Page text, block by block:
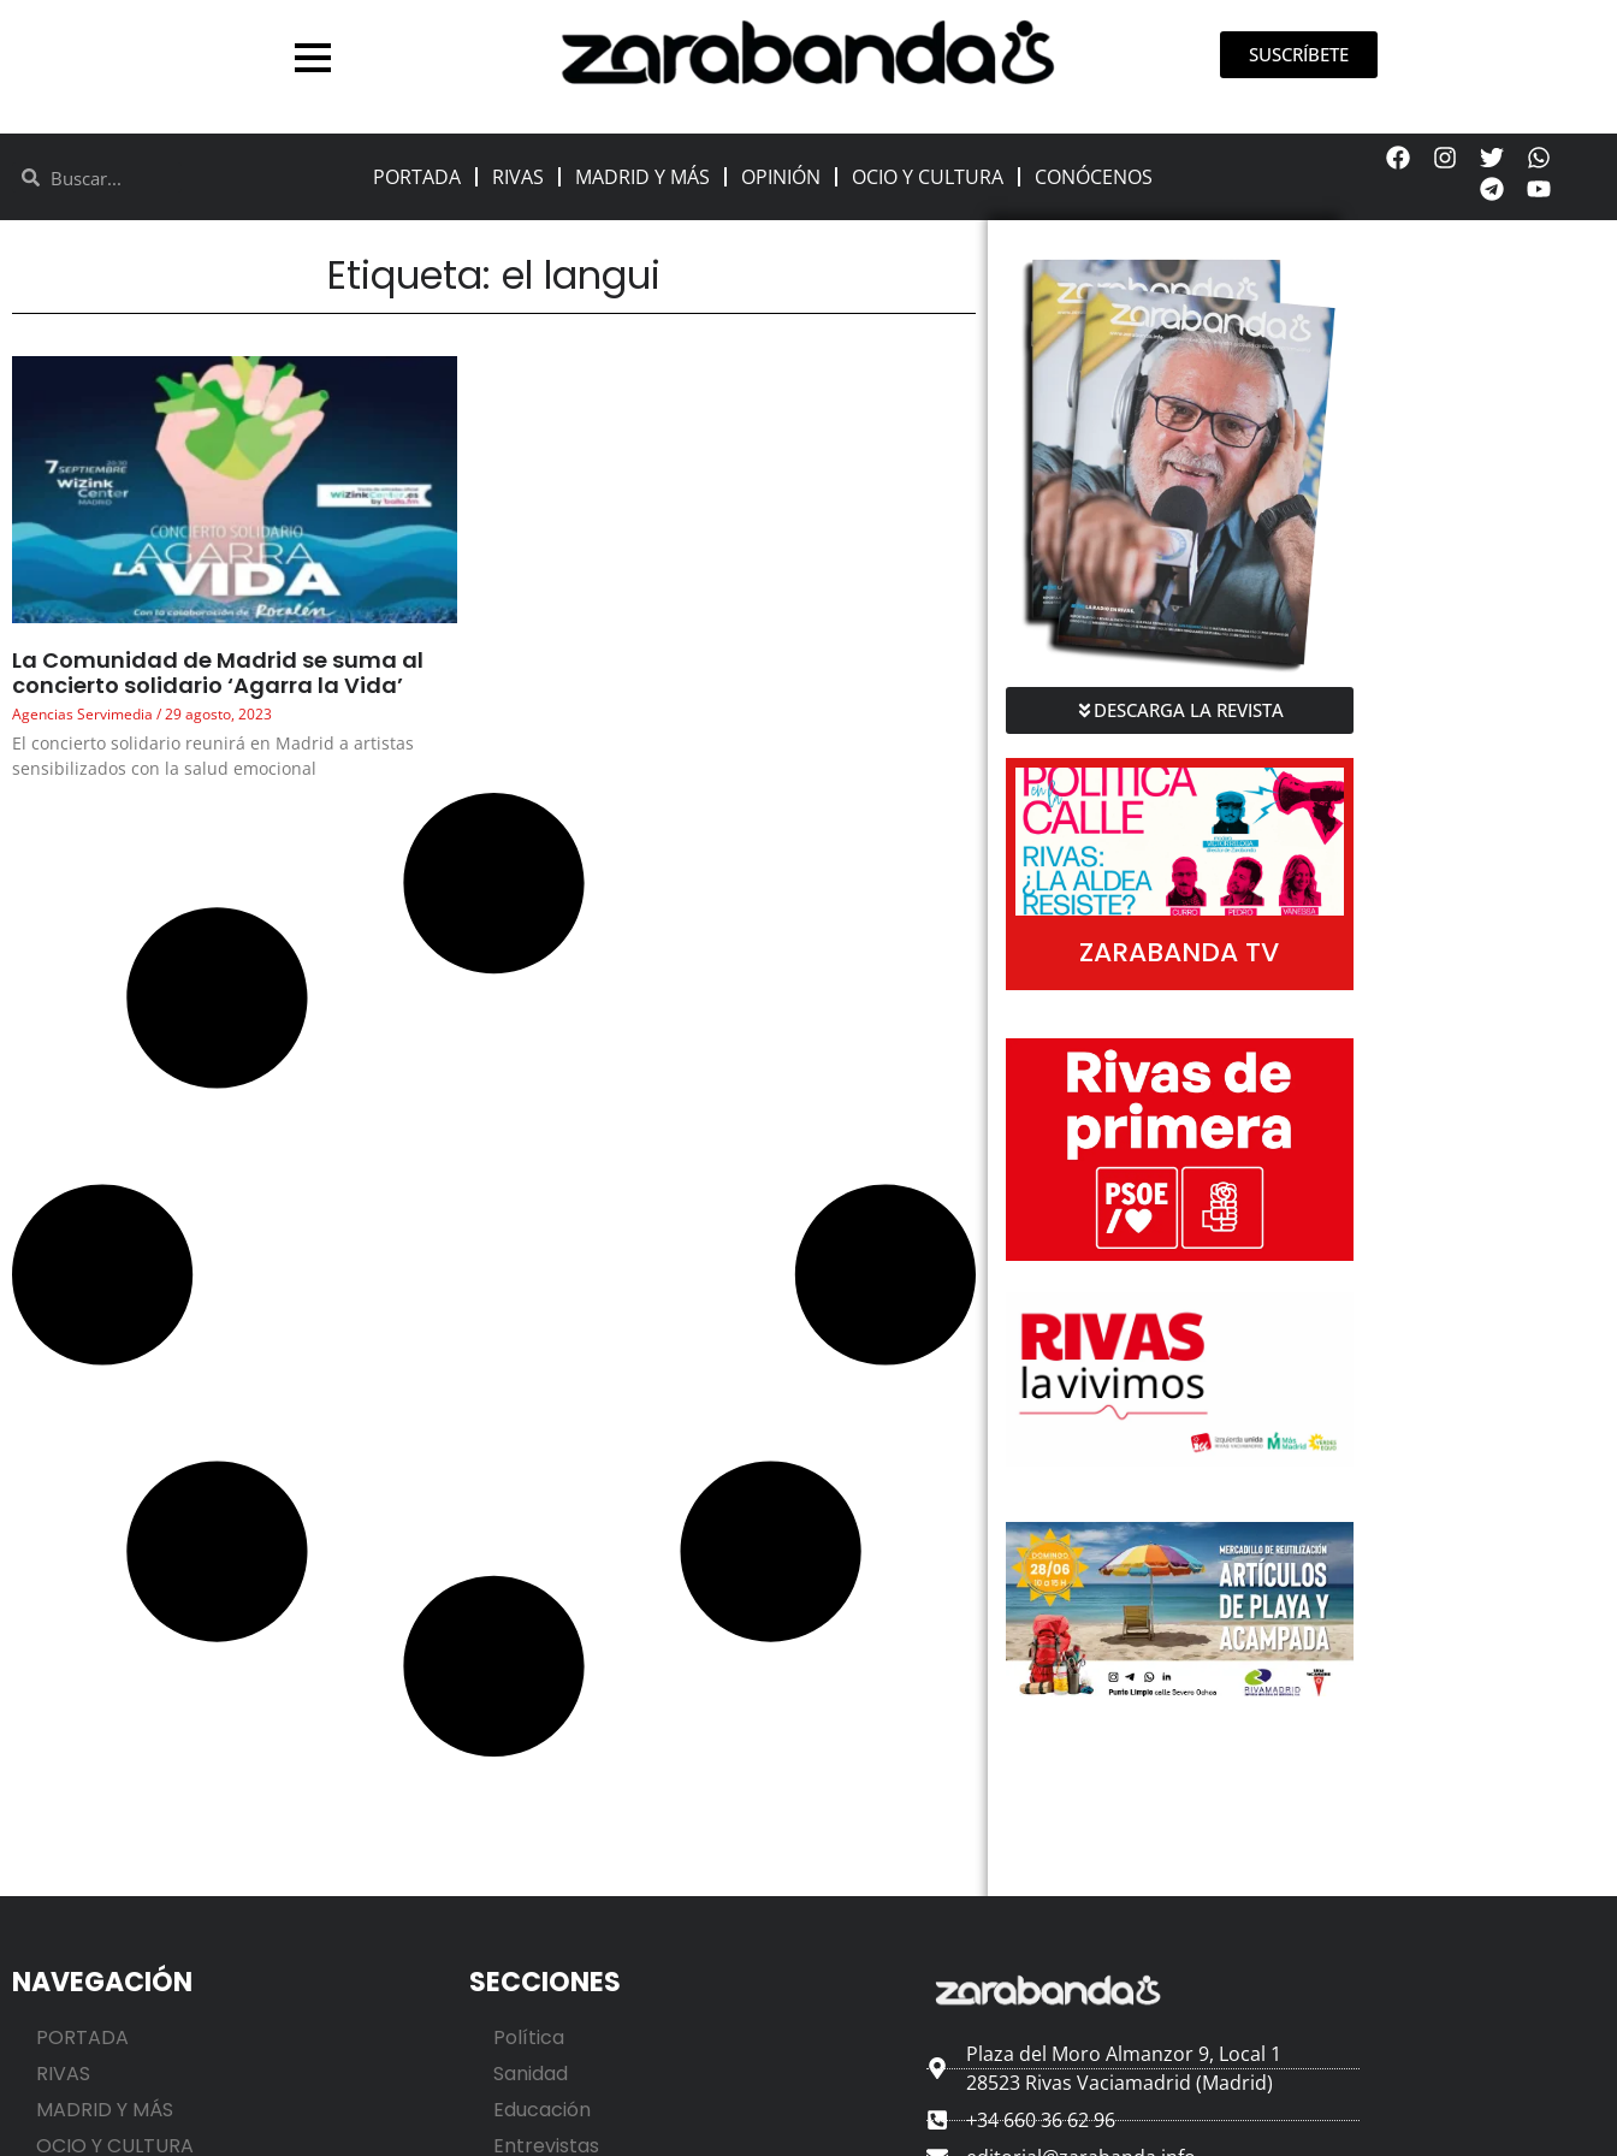
SUSCRÍBETE
PORTADA RIVAS MADRID Y MÁS OPINIÓN OCIO Y CULTURA CONÓCENOS
Etiqueta: el langui
La Comunidad de Madrid se suma al
concierto solidario ‘Agarra la Vida’
Agencias Servimedia 29 agosto, 2023
El concierto solidario reunirá en Madrid a artistas
sensibilizados con la salud emocional
DESCARGA LA REVISTA
ZARABANDA TV
NAVEGACIÓN
PORTADA
RIVAS
MADRID Y MÁS
OCIO Y CULTURA
SECCIONES
Política
Sanidad
Educación
Entrevistas
Plaza del Moro Almanzor 9, Local 1
28523 Rivas Vaciamadrid (Madrid)
+34 660 36 62 96